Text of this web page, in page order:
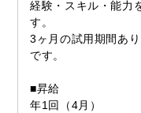
経験・スキル・能力
す。
3ヶ月の試用期間あ
です。
■昇給
年1回（4月）